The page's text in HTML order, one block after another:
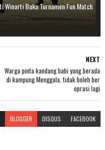
Buka Turnamen Fun Match
NEXT
Warga pinta kandang babi yang berada
di kampung Menggala, tidak boleh ber
oprasi lagi
BLOGGER DISQUS FACEBOOK